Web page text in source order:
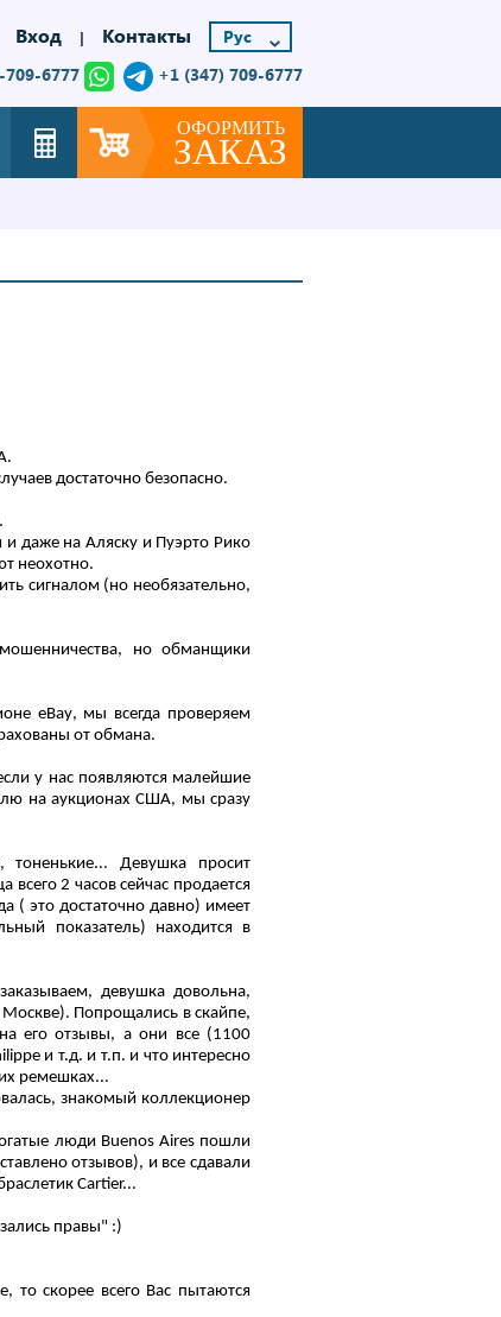
Вход | Контакты
6777 +1 (347) 709-6777
ОФОРМИТЬ
ЗАКАЗ
достаточно безопасно.
даже на Аляску и Пуэрто Рико
неохотно.
сигналом (но необязательно,
но обманщики
еВау, мы всегда проверяем
от обмана.
у нас появляются малейшие
на аукционах США, мы сразу
Девушка просит
2 часов сейчас продается
( это достаточно давно) имеет
показатель) находится в
девушка довольна,
Москве). Попрощались в скайпе,
его отзывы, а они все (1100
и т.д. и т.п. и что интересно
ремешках...
знакомый коллекционер
люди Buenos Aires пошли
отзывов), и все сдавали
Cartier...
правы" :)
скорее всего Вас пытаются